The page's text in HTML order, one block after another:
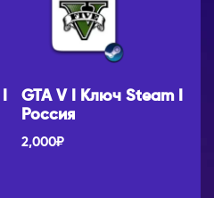
GTA V I Ключ Steam I
Россия
2,000₽